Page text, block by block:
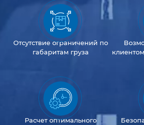
Отсутствиеограничений по
габаритам груза
клиентом
Расчет оптимального